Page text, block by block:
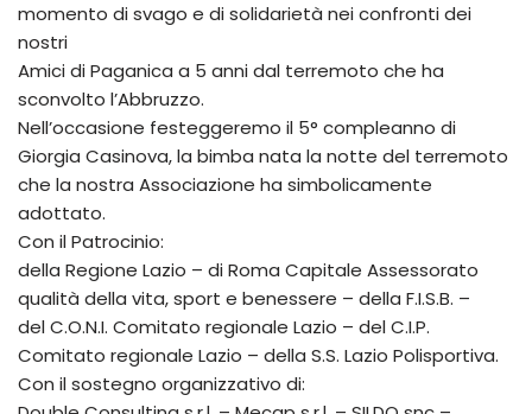
momento di svago e di solidarietà nei confronti dei
nostri
Amici di Paganica a 5 anni dal terremoto che ha
sconvolto l’Abbruzzo.
Nell’occasione festeggeremo il 5° compleanno di
Giorgia Casinova, la bimba nata la notte del terremoto
che la nostra Associazione ha simbolicamente
adottato.
Con il Patrocinio:
della Regione Lazio – di Roma Capitale Assessorato
qualità della vita, sport e benessere – della F.I.S.B. –
del C.O.N.I. Comitato regionale Lazio – del C.I.P.
Comitato regionale Lazio – della S.S. Lazio Polisportiva.
Con il sostegno organizzativo di: